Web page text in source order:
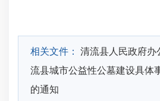
相关文件：
清流县人民政府办
流县城市公益性公墓建设具体
的通知